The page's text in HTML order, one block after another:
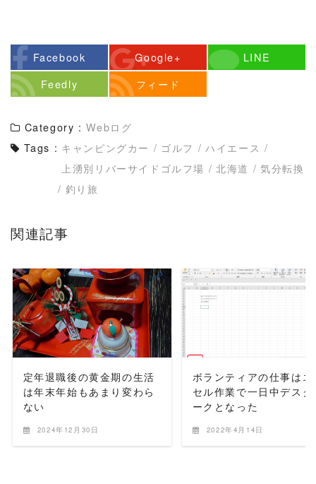
Facebook Google+
LINE
Feedly
フィード
Category : Webログ
Tags : キャンピングカー / ゴルフ / ハイエース /
上湧別リバーサイドゴルフ場 / 北海道 / 気分転換
/ 釣り旅
関連記事
READ MORE
定年退職後の黄金期の生活
は年末年始もあまり変わら
ない
2024年12月30日
ボランティアの仕事はエ
セル作業で一日中デスク
ークとなった
2022年4月14日